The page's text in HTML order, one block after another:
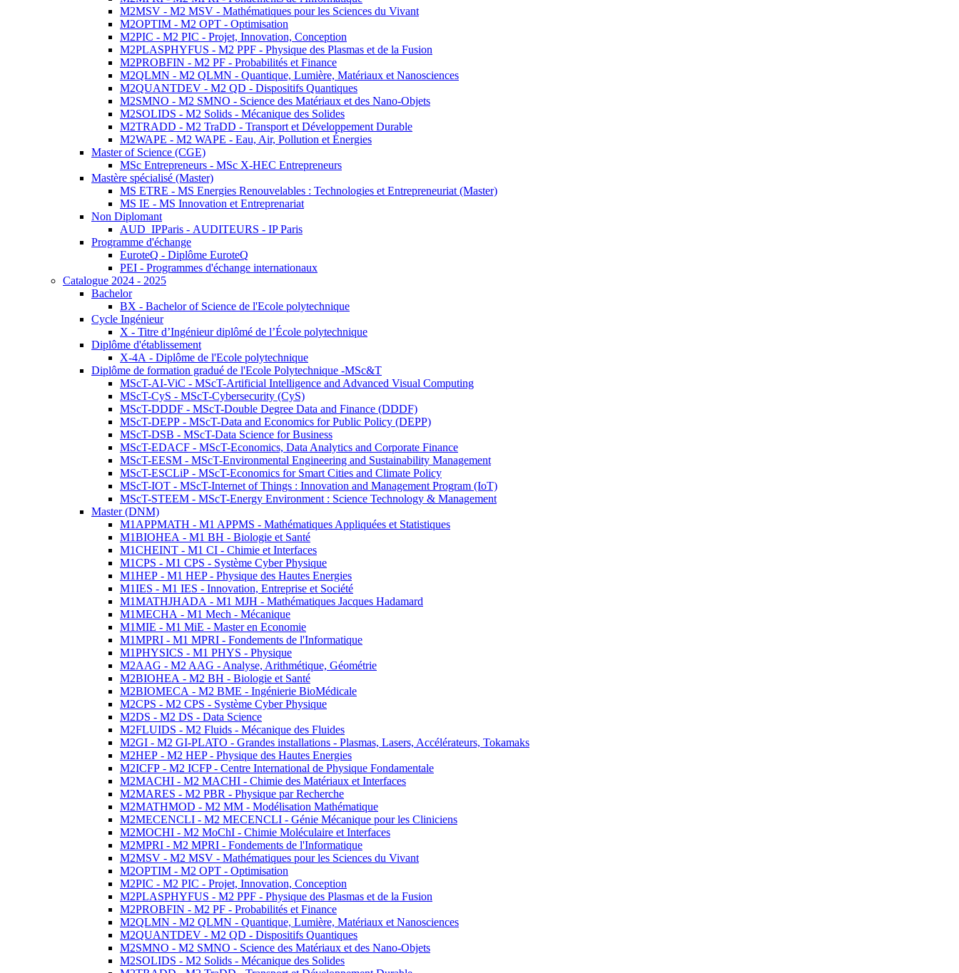
M2MSV - M2 MSV - Mathématiques pour les Sciences du Vivant
M2OPTIM - M2 OPT - Optimisation
M2PIC - M2 PIC - Projet, Innovation, Conception
M2PLASPHYFUS - M2 PPF - Physique des Plasmas et de la Fusion
M2PROBFIN - M2 PF - Probabilités et Finance
M2QLMN - M2 QLMN - Quantique, Lumière, Matériaux et Nanosciences
M2QUANTDEV - M2 QD - Dispositifs Quantiques
M2SMNO - M2 SMNO - Science des Matériaux et des Nano-Objets
M2SOLIDS - M2 Solids - Mécanique des Solides
M2TRADD - M2 TraDD - Transport et Développement Durable
M2WAPE - M2 WAPE - Eau, Air, Pollution et Énergies
Master of Science (CGE)
MSc Entrepreneurs - MSc X-HEC Entrepreneurs
Mastère spécialisé (Master)
MS ETRE - MS Energies Renouvelables : Technologies et Entrepreneuriat (Master)
MS IE - MS Innovation et Entreprenariat
Non Diplomant
AUD_IPParis - AUDITEURS - IP Paris
Programme d'échange
EuroteQ - Diplôme EuroteQ
PEI - Programmes d'échange internationaux
Catalogue 2024 - 2025
Bachelor
BX - Bachelor of Science de l'Ecole polytechnique
Cycle Ingénieur
X - Titre d’Ingénieur diplômé de l’École polytechnique
Diplôme d'établissement
X-4A - Diplôme de l'Ecole polytechnique
Diplôme de formation gradué de l'Ecole Polytechnique -MSc&T
MScT-AI-ViC - MScT-Artificial Intelligence and Advanced Visual Computing
MScT-CyS - MScT-Cybersecurity (CyS)
MScT-DDDF - MScT-Double Degree Data and Finance (DDDF)
MScT-DEPP - MScT-Data and Economics for Public Policy (DEPP)
MScT-DSB - MScT-Data Science for Business
MScT-EDACF - MScT-Economics, Data Analytics and Corporate Finance
MScT-EESM - MScT-Environmental Engineering and Sustainability Management
MScT-ESCLiP - MScT-Economics for Smart Cities and Climate Policy
MScT-IOT - MScT-Internet of Things : Innovation and Management Program (IoT)
MScT-STEEM - MScT-Energy Environment : Science Technology & Management
Master (DNM)
M1APPMATH - M1 APPMS - Mathématiques Appliquées et Statistiques
M1BIOHEA - M1 BH - Biologie et Santé
M1CHEINT - M1 CI - Chimie et Interfaces
M1CPS - M1 CPS - Système Cyber Physique
M1HEP - M1 HEP - Physique des Hautes Energies
M1IES - M1 IES - Innovation, Entreprise et Société
M1MATHJHADA - M1 MJH - Mathématiques Jacques Hadamard
M1MECHA - M1 Mech - Mécanique
M1MIE - M1 MiE - Master en Economie
M1MPRI - M1 MPRI - Fondements de l'Informatique
M1PHYSICS - M1 PHYS - Physique
M2AAG - M2 AAG - Analyse, Arithmétique, Géométrie
M2BIOHEA - M2 BH - Biologie et Santé
M2BIOMECA - M2 BME - Ingénierie BioMédicale
M2CPS - M2 CPS - Système Cyber Physique
M2DS - M2 DS - Data Science
M2FLUIDS - M2 Fluids - Mécanique des Fluides
M2GI - M2 GI-PLATO - Grandes installations - Plasmas, Lasers, Accélérateurs, Tokamaks
M2HEP - M2 HEP - Physique des Hautes Energies
M2ICFP - M2 ICFP - Centre International de Physique Fondamentale
M2MACHI - M2 MACHI - Chimie des Matériaux et Interfaces
M2MARES - M2 PBR - Physique par Recherche
M2MATHMOD - M2 MM - Modélisation Mathématique
M2MECENCLI - M2 MECENCLI - Génie Mécanique pour les Cliniciens
M2MOCHI - M2 MoChI - Chimie Moléculaire et Interfaces
M2MPRI - M2 MPRI - Fondements de l'Informatique
M2MSV - M2 MSV - Mathématiques pour les Sciences du Vivant
M2OPTIM - M2 OPT - Optimisation
M2PIC - M2 PIC - Projet, Innovation, Conception
M2PLASPHYFUS - M2 PPF - Physique des Plasmas et de la Fusion
M2PROBFIN - M2 PF - Probabilités et Finance
M2QLMN - M2 QLMN - Quantique, Lumière, Matériaux et Nanosciences
M2QUANTDEV - M2 QD - Dispositifs Quantiques
M2SMNO - M2 SMNO - Science des Matériaux et des Nano-Objets
M2SOLIDS - M2 Solids - Mécanique des Solides